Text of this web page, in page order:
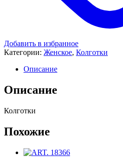
Добавить в избранное
Категории: Женское, Колготки
Описание
Описание
Колготки
Похожие